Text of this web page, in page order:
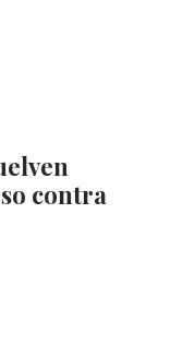
contra